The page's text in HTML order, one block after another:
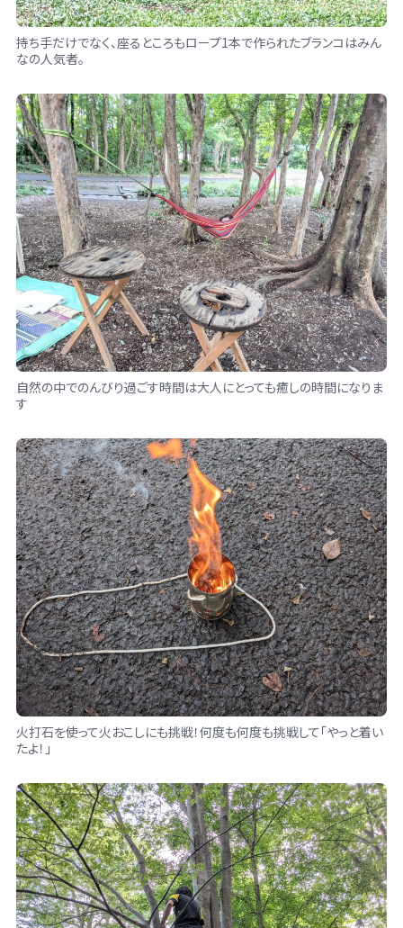
持ち手だけでなく、座るところもロープ1本で作られたブランコはみん
なの人気者。
自然の中でのんびり過ごす時間は大人にとっても癒しの時間になりま
す
火打石を使って火おこしにも挑戦！何度も何度も挑戦して「やっと着い
たよ！」